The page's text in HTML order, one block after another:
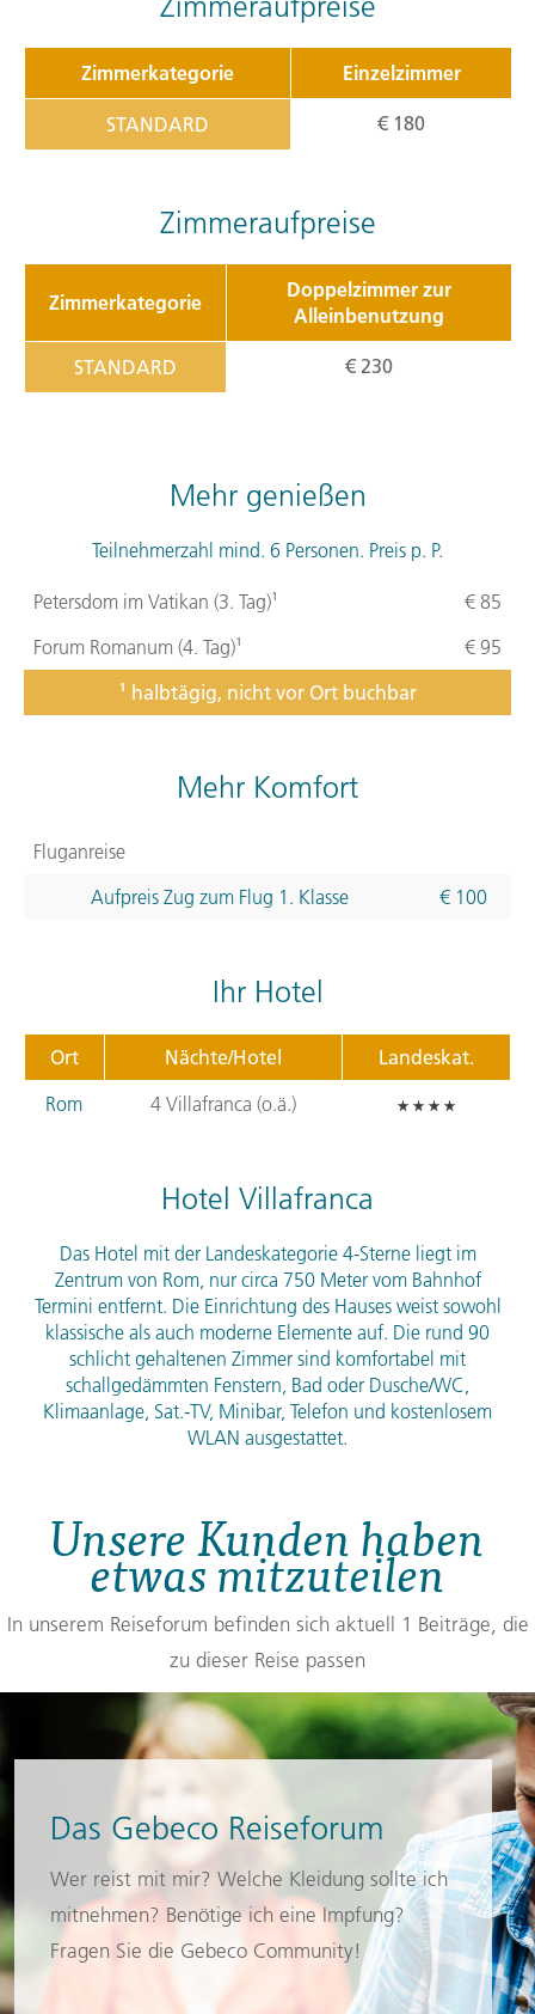
Zimmerkategorie Einzelzimmer
STANDARD € 180
Zimmeraufpreise
Zimmerkategorie
Doppelzimmer zur
Alleinbenutzung
STANDARD € 230
Mehr genießen
Teilnehmerzahl mind. 6 Personen. Preis p. P.
Petersdom im Vatikan (3. Tag)¹
€ 85
Forum Romanum (4. Tag)¹
€ 95
¹ halbtägig, nicht vor Ort buchbar
Mehr Komfort
Fluganreise
Aufpreis Zug zum Flug 1. Klasse
€ 100
Ihr Hotel
Ort Nächte/Hotel
Landeskat.
Rom
4 Villafranca (o.ä.)
Hotel Villafranca
Das Hotel mit der Landeskategorie 4-Sterne liegt im
Zentrum von Rom, nur circa 750 Meter vom Bahnhof
Termini entfernt. Die Einrichtung des Hauses weist sowohl
klassische als auch moderne Elemente auf. Die rund 90
schlicht gehaltenen Zimmer sind komfortabel mit
schallgedämmten Fenstern, Bad oder Dusche/WC,
Klimaanlage, Sat.-TV, Minibar, Telefon und kostenlosem
WLAN ausgestattet.
Unsere Kunden haben
etwas mitzuteilen
In unserem Reiseforum befinden sich aktuell 1 Beiträge, die
zu dieser Reise passen
Das Gebeco Reiseforum
Wer reist mit mir? Welche Kleidung sollte ich
mitnehmen? Benötige ich eine Impfung?
Fragen Sie die Gebeco Community!